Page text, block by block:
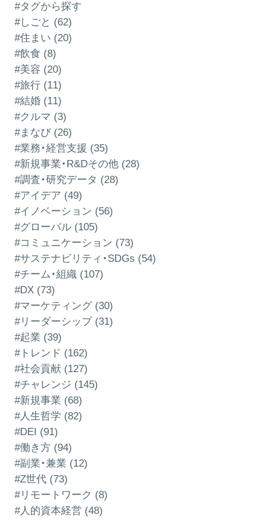
#タグから探す
#しごと (62)
#住まい (20)
#飲食 (8)
#美容 (20)
#旅行 (11)
#結婚 (11)
#クルマ (3)
#まなび (26)
#業務・経営支援 (35)
#新規事業・R&Dその他 (28)
#調査・研究データ (28)
#アイデア (49)
#イノベーション (56)
#グローバル (105)
#コミュニケーション (73)
#サステナビリティ・SDGs (54)
#チーム・組織 (107)
#DX (73)
#マーケティング (30)
#リーダーシップ (31)
#起業 (39)
#トレンド (162)
#社会貢献 (127)
#チャレンジ (145)
#新規事業 (68)
#人生哲学 (82)
#DEI (91)
#働き方 (94)
#副業・兼業 (12)
#Z世代 (73)
#リモートワーク (8)
#人的資本経営 (48)